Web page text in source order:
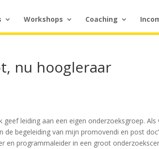
Workshops Coaching
nu hoogleraar
leiding aan een eigen onderzoeksgroep.
begeleiding van mijn promovendi en post
en programmaleider in een groot